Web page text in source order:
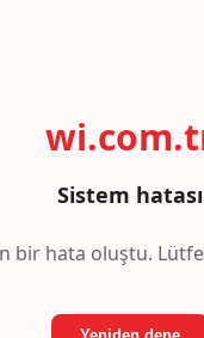
Sistem hatası
bir hata oluştu.